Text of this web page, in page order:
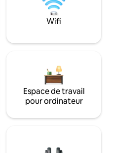
Wifi
Espace de travail
pour ordinateur